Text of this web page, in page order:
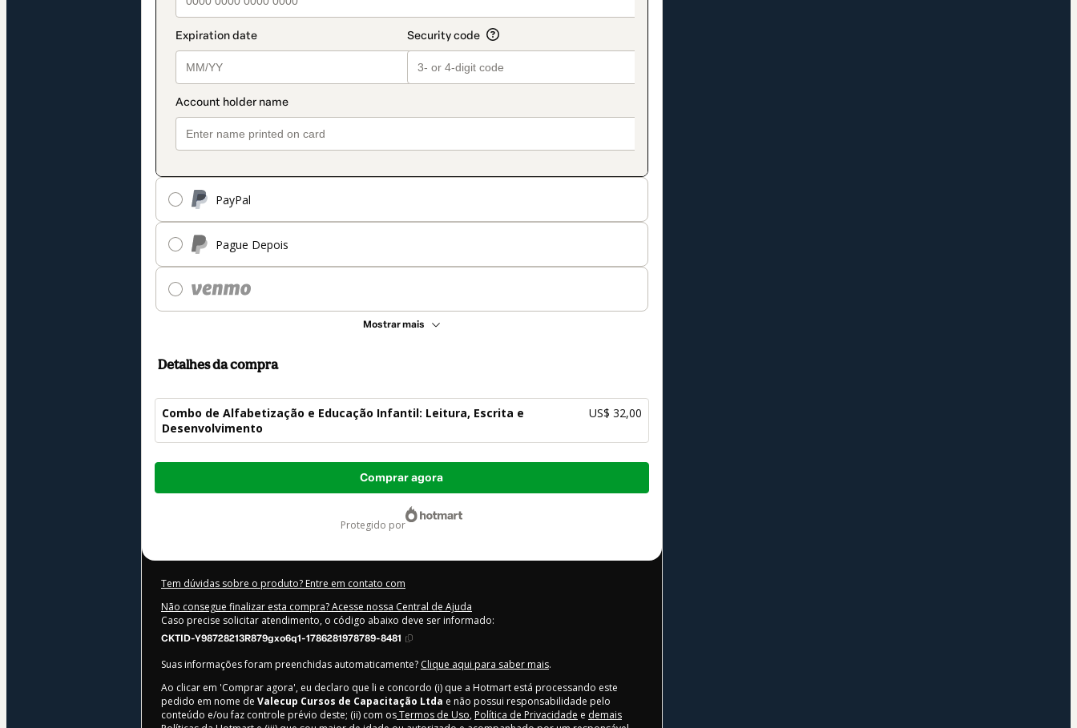
PayPal
Pague Depois
Mostrar mais
Detalhes da compra
Combo de Alfabetização e Educação Infantil: Leitura, Escrita e
Desenvolvimento
US$ 32,00
Total
Comprar agora
protegido por
Tem dúvidas sobre o produto? Entre em contato com
Não consegue finalizar esta compra? Acesse nossa Central de Ajuda
Caso precise solicitar atendimento, o código abaixo deve ser informado:
CKTID-Y98728213R879gxo6q1-1786281978789-8481
Suas informações foram preenchidas automaticamente? Clique aqui para saber mais.
Ao clicar em 'Comprar agora', eu declaro que li e concordo (i) que a Hotmart está processando este
pedido em nome de Valecup Cursos de Capacitação Ltda e não possui responsabilidade pelo
conteúdo e/ou faz controle prévio deste; (ii) com osTermos de Uso, Política de Privacidade e demais